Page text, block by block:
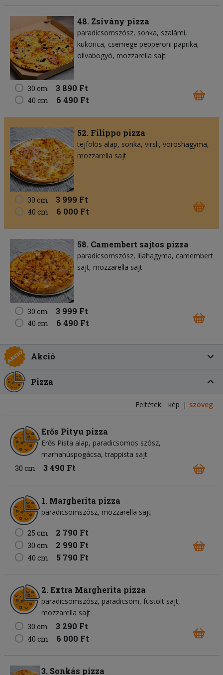
48. Zsivány pizza
paradicsomszósz sonka szalámi
kukorica csemege pepperoni paprika
olívabogyó mozzarella sajt
30 cm 3 890 Ft
40 cm 6 490 Ft
52. Filippo pizza
tejfölös alap sonka virsli vöröshagyma
mozzarella sajt
30 cm 3 999 Ft
40 cm 6 000 Ft
58. Camembert sajtos pizza
paradicsomszósz lilahagyma camembert
sajt mozzarella sajt
30 cm 3 999 Ft
40 cm 6 490 Ft
Akció
Pizza
Feltétek: kép szöveg
Erős Pityu pizza
Erős Pista alap paradicsomos szósz
marhahúspogácsa trappista sajt
30 cm
3 490 Ft
1. Margherita pizza
paradicsomszósz mozzarella sajt
25 cm 2 790 Ft
30 cm 2 990 Ft
40 cm 5 790 Ft
2. Extra Margherita pizza
paradicsomszósz paradicsom füstölt sajt
mozzarella sajt
30 cm
3 290 Ft
40 cm 6 000 Ft
3. Sonkás pizza